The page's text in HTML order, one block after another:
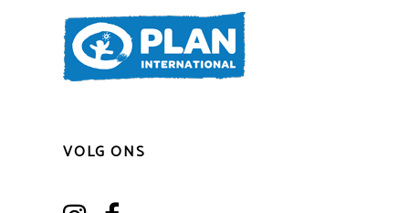
VOLG ONS